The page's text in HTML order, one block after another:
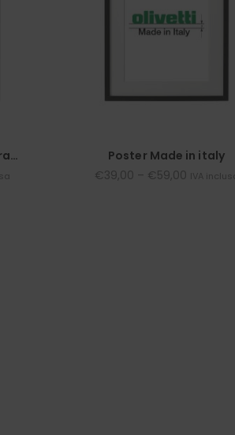
Poster Made in italy
€39,00 – €59,00 IVA inclusa